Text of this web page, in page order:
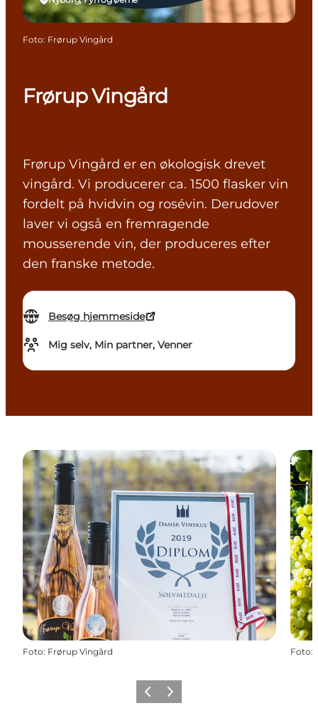
Frørup Vingård
Frørup Vingård er en økologisk drevet
vingård. Vi producerer ca. 1500 flasker vin
fordelt på hvidvin og rosévin. Derudover
laver vi også en fremragende
mousserende vin, der produceres efter
den franske metode.
Besøg hjemmeside
Mig selv, Min partner, Venner
Foto: Frørup Vingård
Foto: Frørup Vingård Foto:
ForrigeNæste